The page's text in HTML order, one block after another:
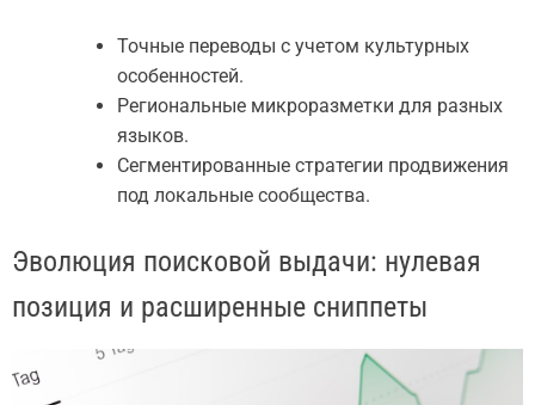
Точные переводы с учетом культурных
особенностей.
Региональные микроразметки для разных
языков.
Сегментированные стратегии продвижения
под локальные сообщества.
Эволюция поисковой выдачи: нулевая
позиция и расширенные сниппеты